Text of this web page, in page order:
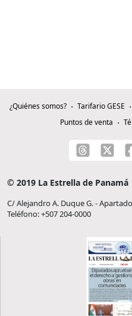
¿Quiénes somos? Tarifario GESE
Puntos de venta
© 2019 La Estrella de Panamá
C/ Alejandro A. Duque G. -
Teléfono: +507 204-0000